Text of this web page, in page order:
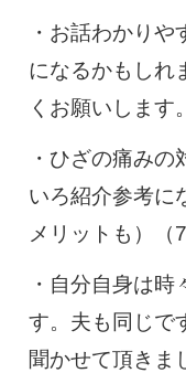
・お話わかり
になるかもしれ
くお願いします
・ひざの痛み
いろ紹介参考に
メリットも）（
・自分自身は
す。夫も同じで
聞かせて頂きま